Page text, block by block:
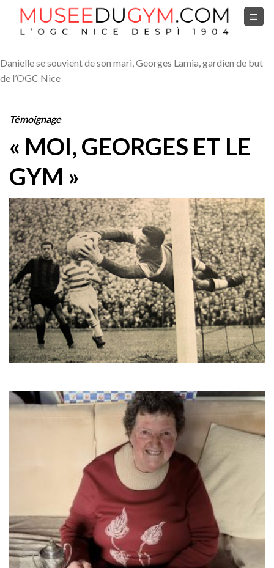
content
Danielle se souvient de son mari, Georges Lamia, gardien de but
de l’OGC Nice
Témoignage
« MOI, GEORGES ET LE
GYM »